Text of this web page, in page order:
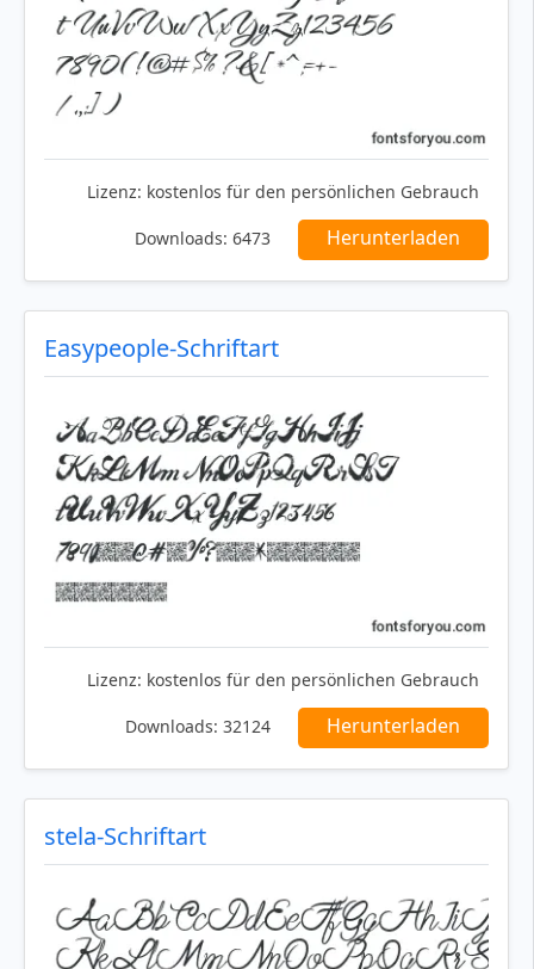
Lizenz: kostenlos für den persönlichen Gebrauch
Downloads: 6473 Herunterladen
Easypeople-Schriftart
Lizenz: kostenlos für den persönlichen Gebrauch
Downloads: 32124 Herunterladen
stela-Schriftart